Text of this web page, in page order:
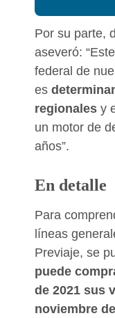
Por su parte,
aseveró:
federal de
es
regionales y
un motor de
años”.
En detalle
Para
líneas
Previaje, se
puede
de 2021 sus
noviembre